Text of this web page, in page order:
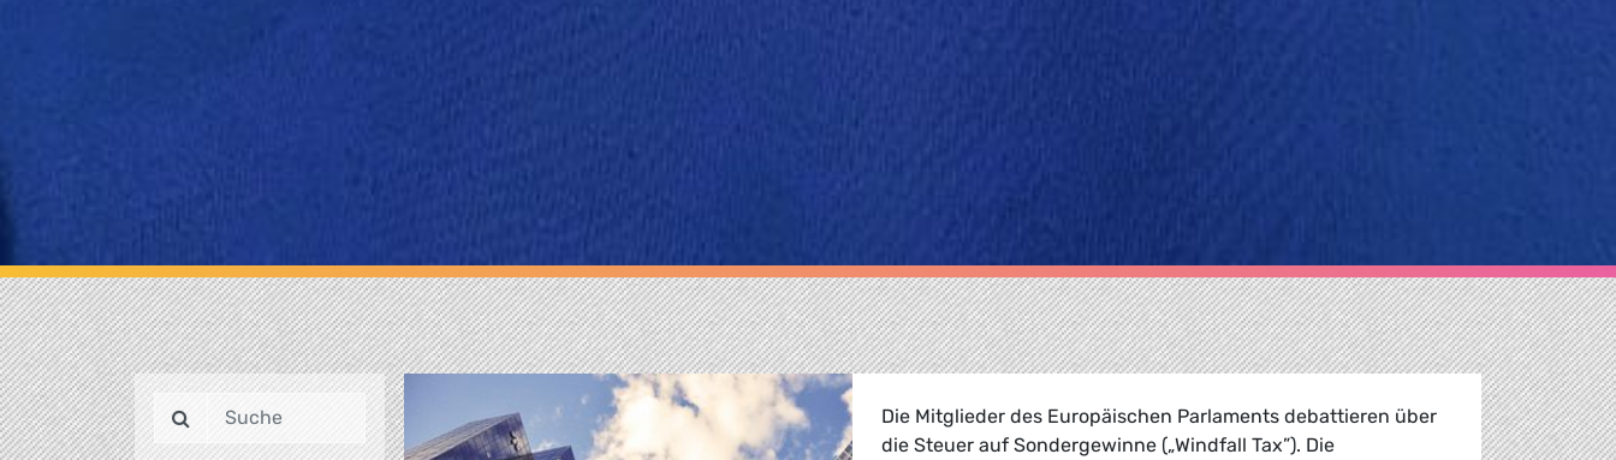
Die Mitglieder des Europäischen Parlaments debattieren über
die Steuer auf Sondergewinne („Windfall Tax”). Die